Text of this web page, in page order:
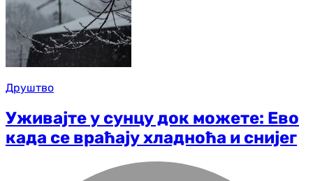
Друштво
Уживајте у сунцу док можете: Ево
када се враћају хладноћа и снијег